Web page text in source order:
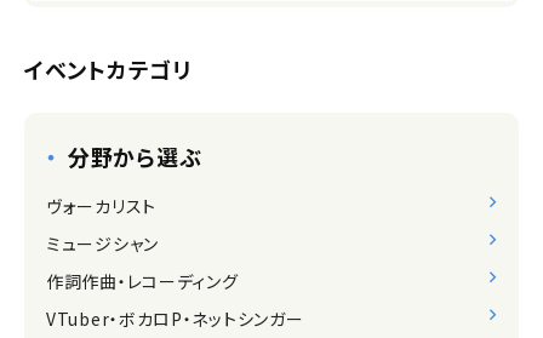
イベントカテゴリ
分野から選ぶ
ヴォーカリスト
ミュージシャン
作詞作曲・レコーディング
VTuber・ボカロP・ネットシンガー